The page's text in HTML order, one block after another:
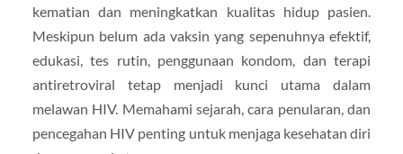
kematian dan meningkatkan kualitas hidup pasien.
Meskipun belum ada vaksin yang sepenuhnya efektif,
edukasi, tes rutin, penggunaan kondom, dan terapi
antiretroviral tetap menjadi kunci utama dalam
melawan HIV. Memahami sejarah, cara penularan, dan
pencegahan HIV penting untuk menjaga kesehatan diri